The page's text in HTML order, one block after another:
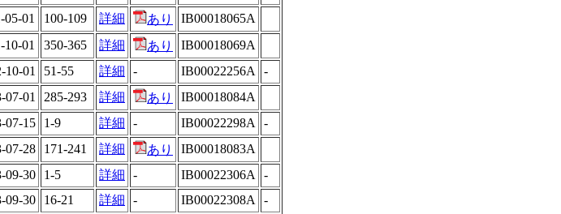
05-01 100-109 詳細 あり
IB00018065A
10-01 350-365 詳細 あり
IB00018069A
10-01 51-55 詳細 - IB00022256A
-
07-01 285-293 詳細 あり
IB00018084A
07-15 1-9 詳細 - IB00022298A
-
07-28 171-241 詳細 あり
IB00018083A
09-30 1-5 詳細 - IB00022306A
-
09-30 16-21 詳細 - IB00022308A
-